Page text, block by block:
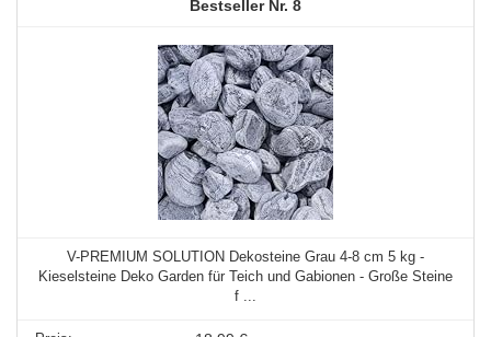
8
V-PREMIUM SOLUTION Dekosteine Grau 4-8 cm 5 kg -
Kieselsteine Deko Garden für Teich und Gabionen - Große Steine
f ...